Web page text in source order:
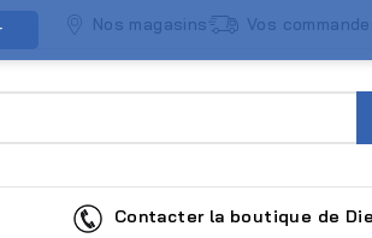
Nos magasins Vos
Contacter la boutique de